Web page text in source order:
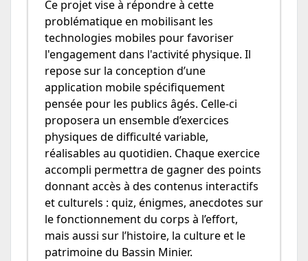
Ce projet vise à répondre à cette
problématique en mobilisant les
technologies mobiles pour favoriser
l'engagement dans l'activité physique. Il
repose sur la conception d’une
application mobile spécifiquement
pensée pour les publics âgés. Celle-ci
proposera un ensemble d’exercices
physiques de difficulté variable,
réalisables au quotidien. Chaque exercice
accompli permettra de gagner des points
donnant accès à des contenus interactifs
et culturels : quiz, énigmes, anecdotes sur
le fonctionnement du corps à l’effort,
mais aussi sur l’histoire, la culture et le
patrimoine du Bassin Minier.